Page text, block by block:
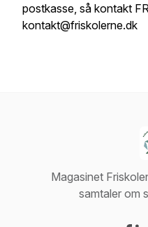
postkasse, så kontakt
kontakt@friskolerne.dk
Magasinet
samtaler om